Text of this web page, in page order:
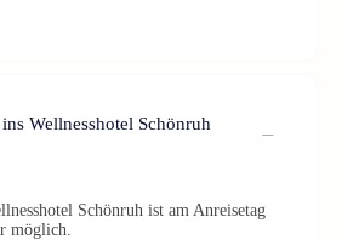
Wellnesshotel Schönruh
Schönruh ist am Anreisetag
möglich.